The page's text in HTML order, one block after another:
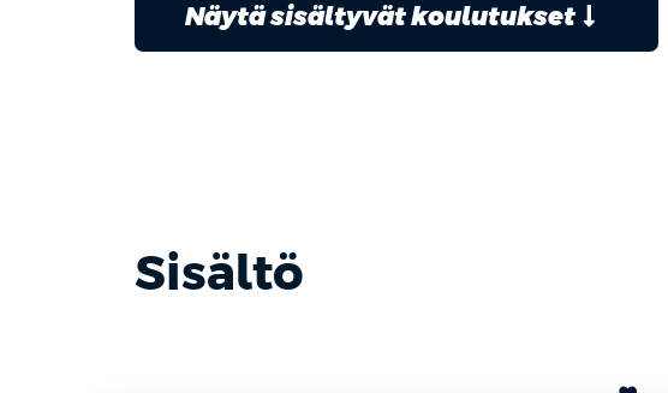
Näytä sisältyvät koulutukset
Sisältö